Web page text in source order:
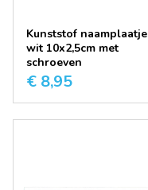
Kunststof naamplaatje
wit 10x2,5cm met
schroeven
€ 8,95